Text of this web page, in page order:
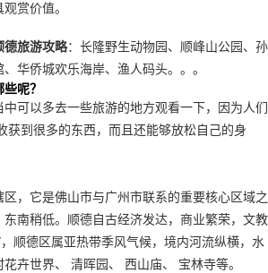
赏价值。
德旅游攻略：长隆野生动物园、顺峰山公园、孙
华侨城欢乐海岸、渔人码头。。。
呢？
可以多去一些旅游的地方观看一下，因为人们
获到很多的东西，而且还能够放松自己的身
，它是佛山市与广州市联系的重要核心区域之
南稍低。顺德自古经济发达，商业繁荣，文教
顺德区属亚热带季风气候，境内河流纵横，水
卉世界、 清晖园、 西山庙、 宝林寺等。